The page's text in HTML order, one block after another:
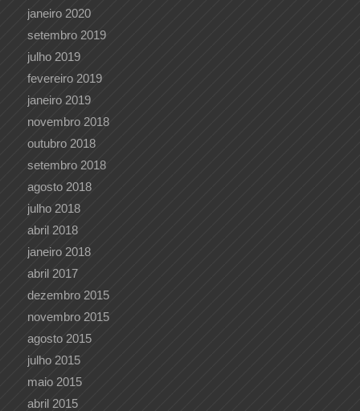
janeiro 2020
setembro 2019
julho 2019
fevereiro 2019
janeiro 2019
novembro 2018
outubro 2018
setembro 2018
agosto 2018
julho 2018
abril 2018
janeiro 2018
abril 2017
dezembro 2015
novembro 2015
agosto 2015
julho 2015
maio 2015
abril 2015